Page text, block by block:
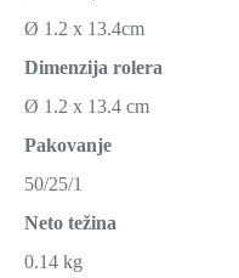
Ø 1.2 x 13.4cm
Dimenzija rolera
Ø 1.2 x 13.4 cm
Pakovanje
50/25/1
Neto težina
0.14 kg